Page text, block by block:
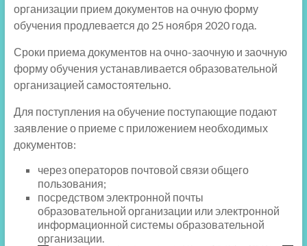
организации прием документов на очную форму
обучения продлевается до 25 ноября 2020 года.
Сроки приема документов на очно-заочную и заочную
форму обучения устанавливается образовательной
организацией самостоятельно.
Для поступления на обучение поступающие подают
заявление о приеме с приложением необходимых
документов:
через операторов почтовой связи общего
пользования;
посредством электронной почты
образовательной организации или электронной
информационной системы образовательной
организации.